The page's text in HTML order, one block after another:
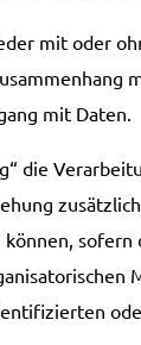
mit oder
mit Daten.
die